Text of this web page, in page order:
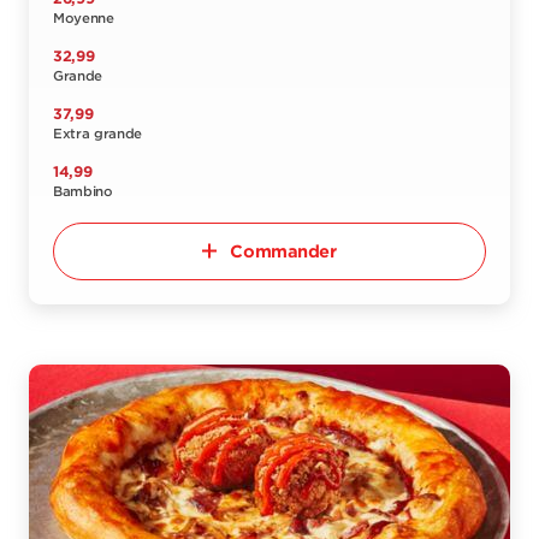
Moyenne
32,99
Grande
37,99
Extra grande
14,99
Bambino
Commander